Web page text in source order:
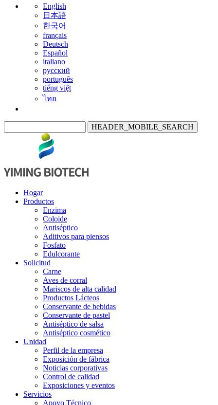
English
日本語
한국어
français
Deutsch
Español
italiano
русский
português
tiếng việt
ไทย
HEADER_MOBILE_SEARCH
Hogar
Productos
Enzima
Coloide
Antiséptico
Aditivos para piensos
Fosfato
Edulcorante
Solicitud
Carne
Aves de corral
Mariscos de alta calidad
Productos Lácteos
Conservante de bebidas
Conservante de pastel
Antiséptico de salsa
Antiséptico cosmético
Unidad
Perfil de la empresa
Exposición de fábrica
Noticias corporativas
Control de calidad
Exposiciones y eventos
Servicios
Apoyo Técnico